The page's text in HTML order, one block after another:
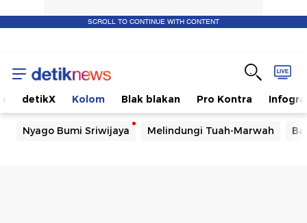
SCROLL TO CONTINUE WITH CONTENT
detikX Kolom Blak blakan Pro Kontra
Nyago Bumi Sriwijaya Melindungi Tuah-Marwah